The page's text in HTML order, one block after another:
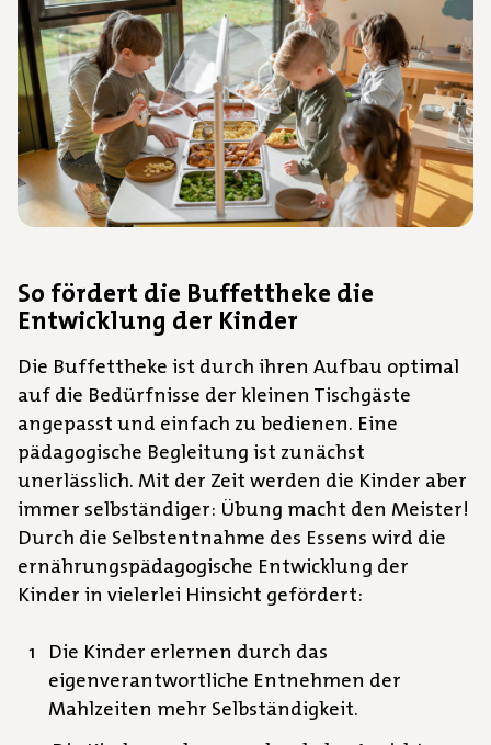
So fördert die Buffettheke die
Entwicklung der Kinder
Die Buffettheke ist durch ihren Aufbau optimal
auf die Bedürfnisse der kleinen Tischgäste
angepasst und einfach zu bedienen. Eine
pädagogische Begleitung ist zunächst
unerlässlich. Mit der Zeit werden die Kinder aber
immer selbständiger: Übung macht den Meister!
Durch die Selbstentnahme des Essens wird die
ernährungspädagogische Entwicklung der
Kinder in vielerlei Hinsicht gefördert:
Die Kinder erlernen durch das
eigenverantwortliche Entnehmen der
Mahlzeiten mehr Selbständigkeit.